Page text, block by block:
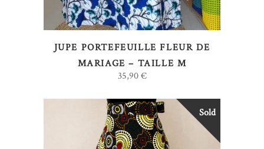
JUPE PORTEFEUILLE FLEUR DE
MARIAGE – TAILLE M
35,90€
Sold